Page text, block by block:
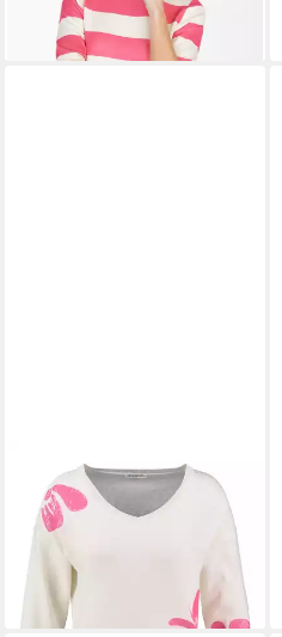
KEY LARGORundhalspullover
WKN CRUISE v-neck (1-tlg)
49,99 €